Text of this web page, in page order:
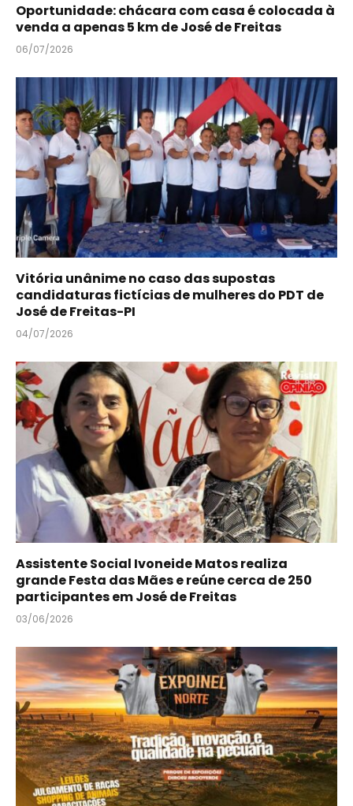
Oportunidade: chácara com casa é colocada à
venda a apenas 5 km de José de Freitas
06/07/2026
Vitória unânime no caso das supostas
candidaturas fictícias de mulheres do PDT de
José de Freitas-PI
04/07/2026
Assistente Social Ivoneide Matos realiza
grande Festa das Mães e reúne cerca de 250
participantes em José de Freitas
03/06/2026